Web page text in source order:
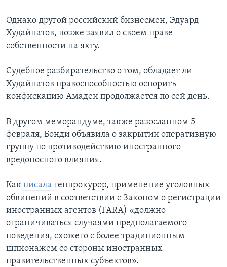
Однако другой российский бизнесмен, Эдуард
Худайнатов, позже заявил о своем праве
собственности на яхту.
Судебное разбирательство о том, обладает ли
Худайнатов правоспособностью оспорить
конфискацию Амадеи продолжается по сей день.
В другом меморандуме, также разосланном 5
февраля, Бонди объявила о закрытии оперативную
группу по противодействию иностранного
вредоносного влияния.
Как писала генпрокурор, применение уголовных
обвинений в соответствии с Законом о регистрации
иностранных агентов (FARA) «должно
ограничиваться случаями предполагаемого
поведения, схожего с более традиционным
шпионажем со стороны иностранных
правительственных субъектов».